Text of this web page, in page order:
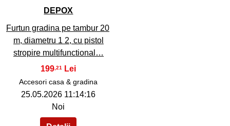
DEPOX
Furtun gradina pe tambur 20
m, diametru 1 2, cu pistol
stropire multifunctional…
199 ,21
Accesori casa & gradina
25.05.2026 11:14:16
Noi